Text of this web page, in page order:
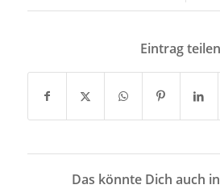
Eintrag teilen
Das könnte Dich auch